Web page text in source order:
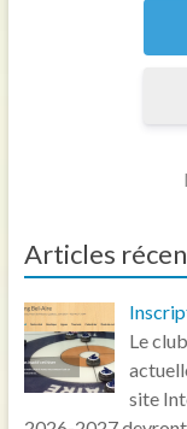
Articles
Le
site